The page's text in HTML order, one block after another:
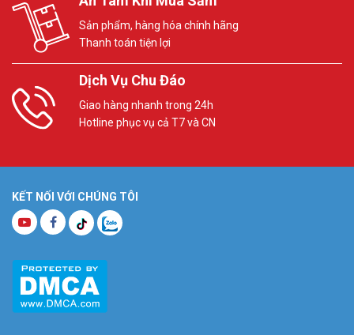
Sản phẩm, hàng hóa chính hãng
Thanh toán tiện lợi
Dịch Vụ Chu Đáo
Giao hàng nhanh trong 24h
Hotline phục vụ cả T7 và CN
KẾT NỐI VỚI CHÚNG TÔI